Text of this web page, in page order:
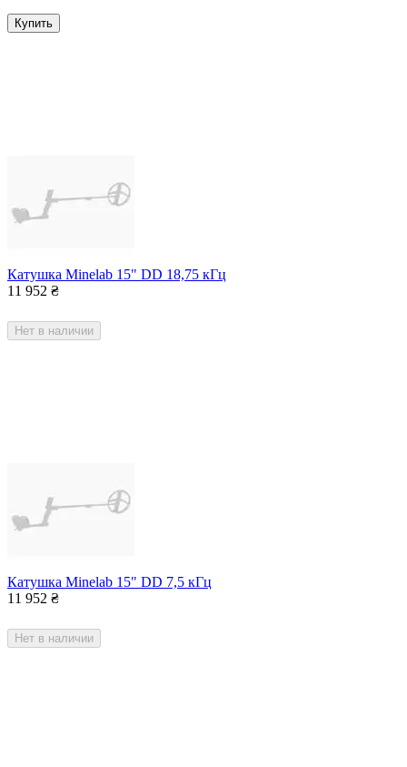
Купить
Катушка Minelab 15" DD 18,75 кГц
11 952 ₴
Нет в наличии
Катушка Minelab 15" DD 7,5 кГц
11 952 ₴
Нет в наличии